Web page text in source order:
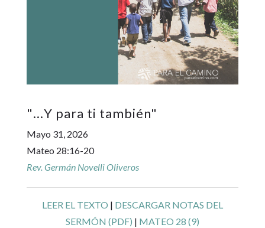
"…Y para ti también"
Mayo 31, 2026
Mateo 28:16-20
Rev. Germán Novelli Oliveros
LEER EL TEXTO | DESCARGAR NOTAS DEL
SERMÓN (PDF) | MATEO 28 (9)